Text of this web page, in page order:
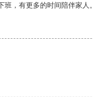
，有更多的时间陪伴家人。